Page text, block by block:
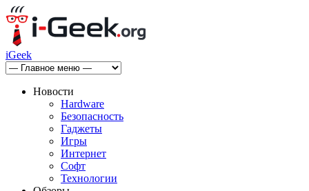
iGeek
Новости
Hardware
Безопасность
Гаджеты
Игры
Интернет
Софт
Технологии